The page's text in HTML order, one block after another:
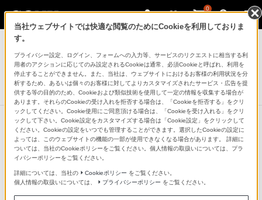
0
ポータブルオーディオプレーヤー ウォークマン
ウォークマンSシリーズ[メモリータイプ]
NW-S780/NW-S780Kシリーズ
DISCONTINUED 生産完了
当社ウェブサイトでは快適な閲覧のためにCookieを利用しておりま
す。
プライバシー設定、ログイン、フォームへの入力等、サービスのリクエストに相当する利
用者のアクションに応じてのみ設定されるCookieは通常、必須Cookieと呼ばれ、利用を
停止することができません。また、当社は、ウェブサイトにおけるお客様の利用状況を分
析するため、あるいは個々のお客様に対してよりカスタマイズされたサービス・広告を提
供する等の目的のため、Cookieおよび類似技術を使用して一定の情報を収集する場合が
あります。それらのCookieの受け入れを拒否する場合は、「Cookieを拒否する」をクリ
ックしてください。Cookie使用にご同意頂ける場合は、「Cookieを受け入れる」をクリ
ックして下さい。Cookie設定をカスタマイズする場合は「Cookie設定」をクリックして
ください。Cookieの設定をいつでも管理することができます。選択したCookieの設定に
よっては、このウェブサイトの機能の一部が使用できなくなる場合があります。 詳細に
ついては、当社のCookieポリシーをご覧ください。個人情報の取扱いについては、プラ
イバシーポリシーをご覧ください。
詳細については、当社の Cookieポリシー をご覧ください。
個人情報の取扱いについては、
プライバシーポリシー をご覧ください。